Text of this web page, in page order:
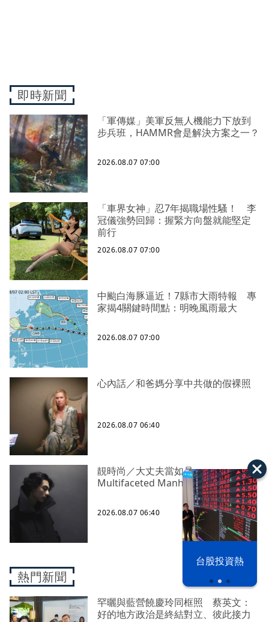
台股投資熱
即時新聞
「軍傳媒」美軍反無人機能力下放到
步兵班，HAMMR會是解決方案之一？
2026.08.07 07:00
「車界女神」忍7年揭職場性騷！ 李
冠儀強勢回歸：握緊方向盤就能堅定
前行
2026.08.07 07:00
中颱白海豚逼近！7縣市大雨特報 專
家揭4關鍵時間點：明晚風雨最大
2026.08.07 07:00
心內話／和爸媽分享中共做的假裸照
2026.08.07 06:40
靚時尚／大丈夫當如是
Multifaceted Manhood
2026.08.07 06:40
熱門新聞
罕曬與藍營饒慶玲同框照 蔡英文：
好的地方政治是終結對立、彼此接力